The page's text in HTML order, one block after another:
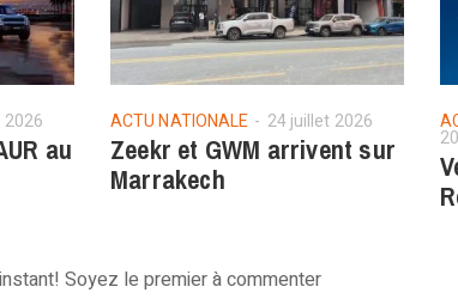
2026
au
ACTU NATIONALE 24 juillet 2026
Zeekr et GWM arrivent sur
Marrakech
Soyez le premier à commenter